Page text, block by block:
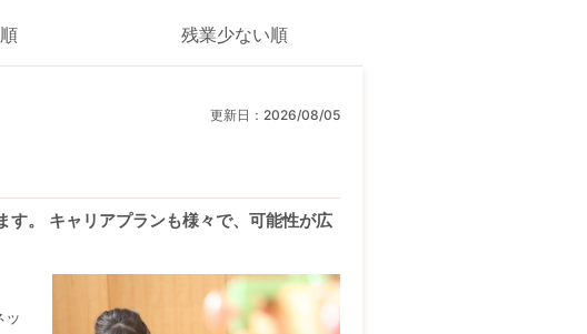
残業少ない順
更新日： 2026/08/05
。 キャリアプランも様々で、可能性が広
ッ